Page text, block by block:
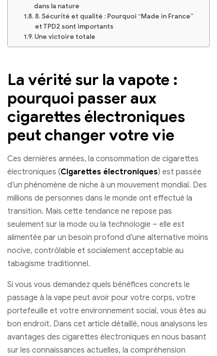
dans la nature
8. Sécurité et qualité : Pourquoi “Made in France”
et TPD2 sont importants
Une victoire totale
La vérité sur la vapote :
pourquoi passer aux
cigarettes électroniques
peut changer votre vie
Ces dernières années, la consommation de cigarettes
électroniques (Cigarettes électroniques) est passée
d’un phénomène de niche à un mouvement mondial. Des
millions de personnes dans le monde ont effectué la
transition. Mais cette tendance ne repose pas
seulement sur la mode ou la technologie – elle est
alimentée par un besoin profond d’une alternative moins
nocive, contrôlable et socialement acceptable au
tabagisme traditionnel.
Si vous vous demandez quels bénéfices concrets le
passage à la vape peut avoir pour votre corps, votre
portefeuille et votre environnement social, vous êtes au
bon endroit. Dans cet article détaillé, nous analysons les
avantages des cigarettes électroniques en nous basant
sur les connaissances actuelles, la compréhension